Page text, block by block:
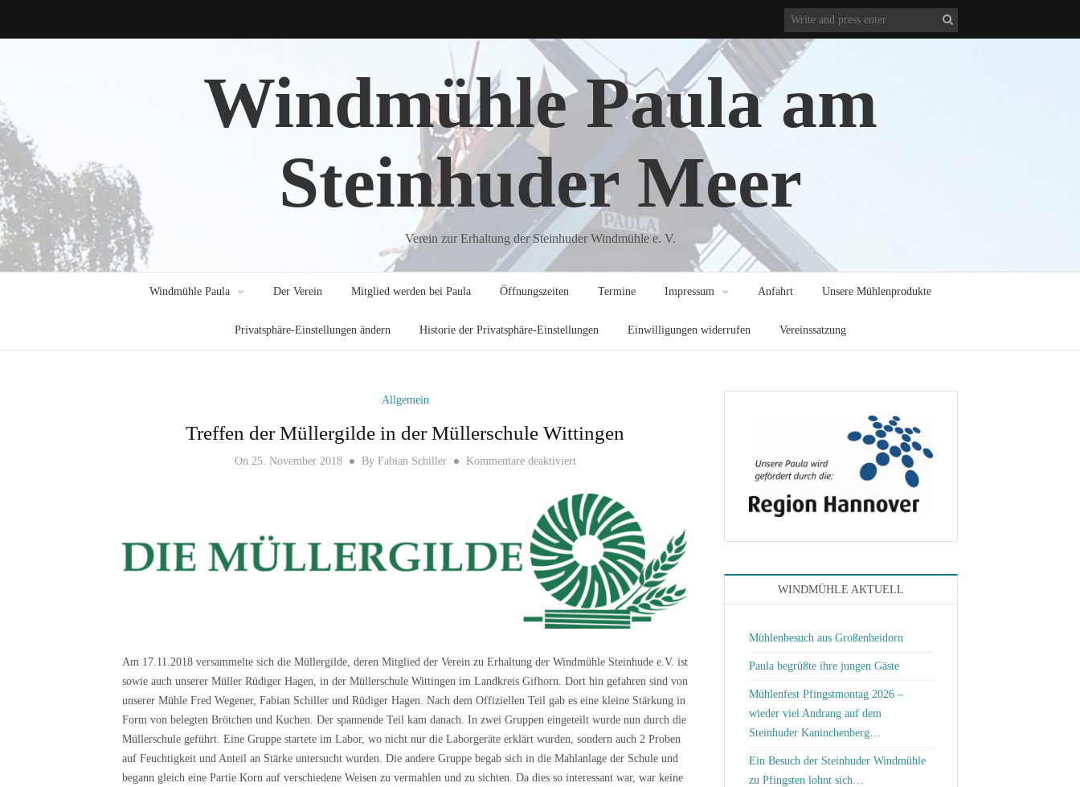
Windmühle Paula am
Steinhuder Meer
Verein zur Erhaltung der Steinhuder Windmühle e. V.
Windmühle Paula Der Verein Mitglied werden bei Paula Öffnungszeiten Termine Impressum Anfahrt Unsere Mühlenprodukte
Privatsphäre-Einstellungen ändern Historie der Privatsphäre-Einstellungen Einwilligungen widerrufen Vereinssatzung
Allgemein
Treffen der Müllergilde in der Müllerschule Wittingen
On25. November 2018 By Fabian Schiller Kommentare deaktiviertfür Treffen der Müllergilde in der Müllerschule Wittingen
Am 17.11.2018 versammelte sich die Müllergilde, deren Mitglied der Verein zu Erhaltung der Windmühle Steinhude e.V. ist
sowie auch unserer Müller Rüdiger Hagen, in der Müllerschule Wittingen im Landkreis Gifhorn. Dort hin gefahren sind von
unserer Mühle Fred Wegener, Fabian Schiller und Rüdiger Hagen. Nach dem Offiziellen Teil gab es eine kleine Stärkung in
Form von belegten Brötchen und Kuchen. Der spannende Teil kam danach. In zwei Gruppen eingeteilt wurde nun durch die
Müllerschule geführt. Eine Gruppe startete im Labor, wo nicht nur die Laborgeräte erklärt wurden, sondern auch 2 Proben
auf Feuchtigkeit und Anteil an Stärke untersucht wurden. Die andere Gruppe begab sich in die Mahlanlage der Schule und
begann gleich eine Partie Korn auf verschiedene Weisen zu vermahlen und zu sichten. Da dies so interessant war, war keine
WINDMÜHLE AKTUELL
Mühlenbesuch aus Großenheidorn
Paula begrüßte ihre jungen Gäste
Mühlenfest Pfingstmontag 2026 –
wieder viel Andrang auf dem
Steinhuder Kaninchenberg…
Ein Besuch der Steinhuder Windmühle
zu Pfingsten lohnt sich…